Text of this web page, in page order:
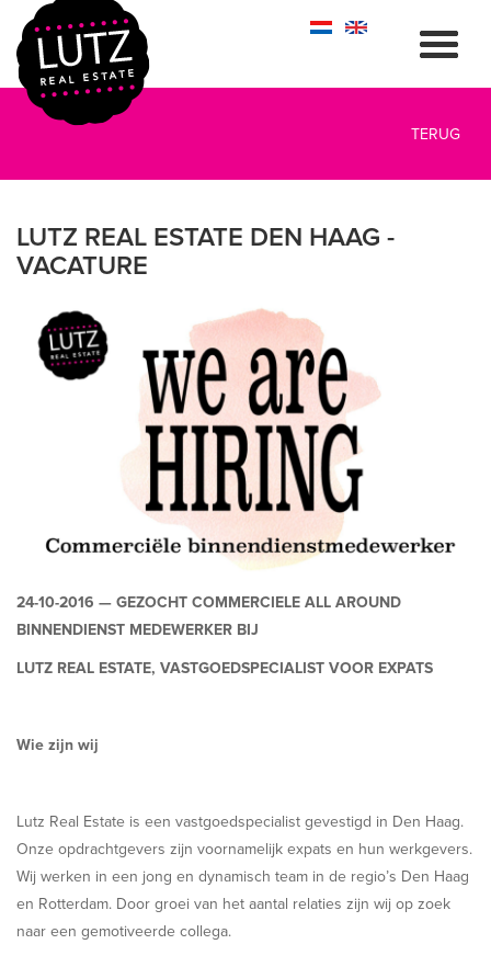
TERUG
LUTZ REAL ESTATE DEN HAAG -
VACATURE
24-10-2016 — GEZOCHT COMMERCIELE ALL AROUND
BINNENDIENST MEDEWERKER BIJ
LUTZ REAL ESTATE, VASTGOEDSPECIALIST VOOR EXPATS
Wie zijn wij
Lutz Real Estate is een vastgoedspecialist gevestigd in Den Haag.
Onze opdrachtgevers zijn voornamelijk expats en hun werkgevers.
Wij werken in een jong en dynamisch team in de regio’s Den Haag
en Rotterdam. Door groei van het aantal relaties zijn wij op zoek
naar een gemotiveerde collega.